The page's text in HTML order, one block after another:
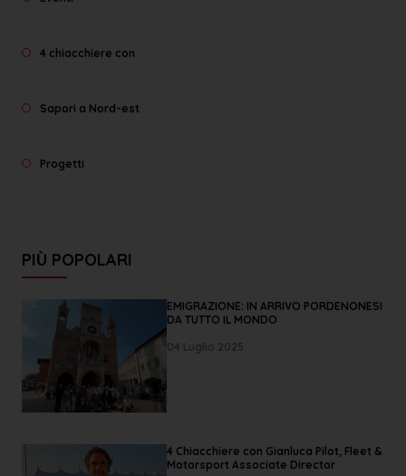
4 chiacchiere con
Sapori a Nord-est
Progetti
PIÙ POPOLARI
EMIGRAZIONE: IN ARRIVO PORDENONESI
DA TUTTO IL MONDO
04 Luglio 2025
4 Chiacchiere con Gianluca Pilot, Fleet &
Motorsport Associate Director